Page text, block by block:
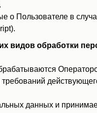
о Пользователе в
видов обработки
данных и